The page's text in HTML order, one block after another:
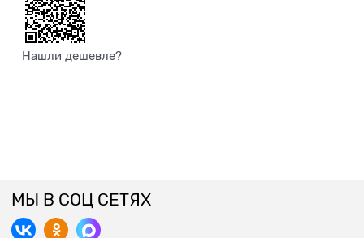
Нашли дешевле?
МЫ В СОЦ СЕТЯХ